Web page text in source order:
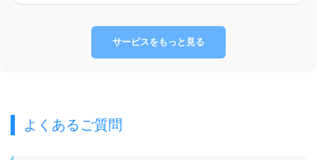
サービスをもっと見る
よくあるご質問